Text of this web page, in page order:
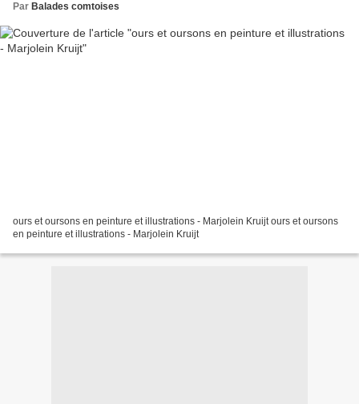
Par Balades comtoises
ours et oursons en peinture et illustrations - Marjolein Kruijt ours et oursons
en peinture et illustrations - Marjolein Kruijt